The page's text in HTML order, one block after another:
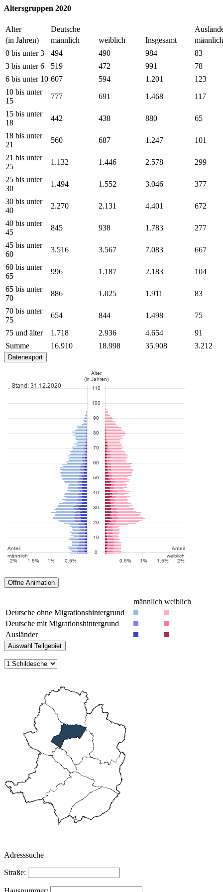
Altersgruppen 2020
Alter Deutsche
(in Jahren)
männlich weiblich Insgesamt
männlich
0 bis unter 3
494 490 984
83
3 bis unter 6
519 472 991
78
6 bis unter 10 607 594 1.201
123
10 bis unter
15
777 691 1.468 117
15 bis unter
18
442 438 880 65
18 bis unter
21
560 687 1.247 101
21 bis unter
25
1.132 1.446 2.578 299
25 bis unter
30
1.494 1.552 3.046 377
30 bis unter
40
2.270 2.131 4.401 672
40 bis unter
45
845 938 1.783 277
45 bis unter
60
3.516 3.567 7.083 667
60 bis unter
65
996 1.187 2.183 104
65 bis unter
70
886 1.025 1.911 83
70 bis unter
75
654 844 1.498 75
75 und älter 1.718 2.936 4.654
91
Summe
16.910 18.998 35.908 3.212
männlich weiblich
Deutsche ohne Migrationshintergrund
Deutsche mit Migrationshintergrund
Ausländer
Adresssuche
Straße: